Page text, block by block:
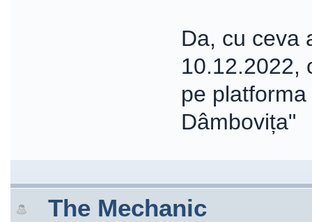
Da, cu ceva
10.12.2022,
pe
Dâmbovița"
The Mechanic